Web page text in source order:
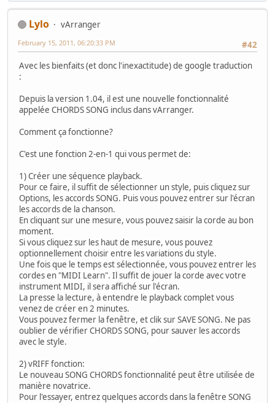
Lylo
vArranger
#42
February 15, 2011, 06:20:33 PM
Avec les bienfaits (et donc l'inexactitude) de google traduction
:
Depuis la version 1.04, il est une nouvelle fonctionnalité
appelée CHORDS SONG inclus dans vArranger.
Comment ça fonctionne?
C'est une fonction 2-en-1 qui vous permet de:
1) Créer une séquence playback.
Pour ce faire, il suffit de sélectionner un style, puis cliquez sur
Options, les accords SONG. Puis vous pouvez entrer sur l'écran
les accords de la chanson.
En cliquant sur une mesure, vous pouvez saisir la corde au bon
moment.
Si vous cliquez sur les haut de mesure, vous pouvez
optionnellement choisir entre les variations du style.
Une fois que le temps est sélectionnée, vous pouvez entrer les
cordes en "MIDI Learn". Il suffit de jouer la corde avec votre
instrument MIDI, il sera affiché sur l'écran.
La presse la lecture, à entendre le playback complet vous
venez de créer en 2 minutes.
Vous pouvez fermer la fenêtre, et clik sur SAVE SONG. Ne pas
oublier de vérifier CHORDS SONG, pour sauver les accords
avec le style.
2) vRIFF fonction:
Le nouveau SONG CHORDS fonctionnalité peut être utilisée de
manière novatrice.
Pour l'essayer, entrez quelques accords dans la fenêtre SONG